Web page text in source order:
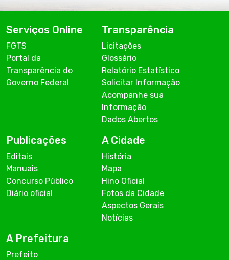
Serviços Online
FGTS
Portal da
Transparência do
Governo Federal
Transparência
Licitações
Glossário
Relatório Estatístico
Solicitar Informação
Acompanhe sua
Informação
Dados Abertos
Publicações
Editais
Manuais
Concurso Público
Diário oficial
A Cidade
História
Mapa
Hino Oficial
Fotos da Cidade
Aspectos Gerais
Notícias
A Prefeitura
Prefeito